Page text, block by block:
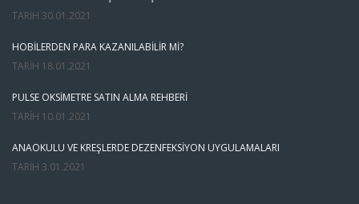
TARIH 30.01.2021
HOBILERDEN PARA KAZANILABILIR MI?
TARIH 18.01.2021
PULSE OKSIMETRE SATIN ALMA REHBERI
TARIH 10.01.2021
ANAOKULU VE KREŞLERDE DEZENFEKSIYON UYGULAMALARI
TARIH 3.01.2021